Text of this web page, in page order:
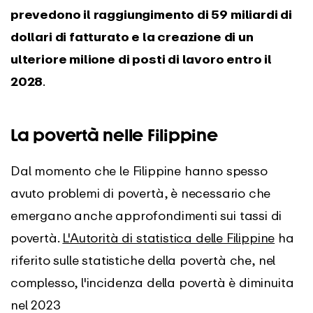
prevedono il raggiungimento di 59 miliardi di
dollari di fatturato e la creazione di un
ulteriore milione di posti di lavoro entro il
2028.
La povertà nelle Filippine
Dal momento che le Filippine hanno spesso
avuto problemi di povertà, è necessario che
emergano anche approfondimenti sui tassi di
povertà. L'Autorità di statistica delle Filippine ha
riferito sulle statistiche della povertà che, nel
complesso, l'incidenza della povertà è diminuita
nel 2023